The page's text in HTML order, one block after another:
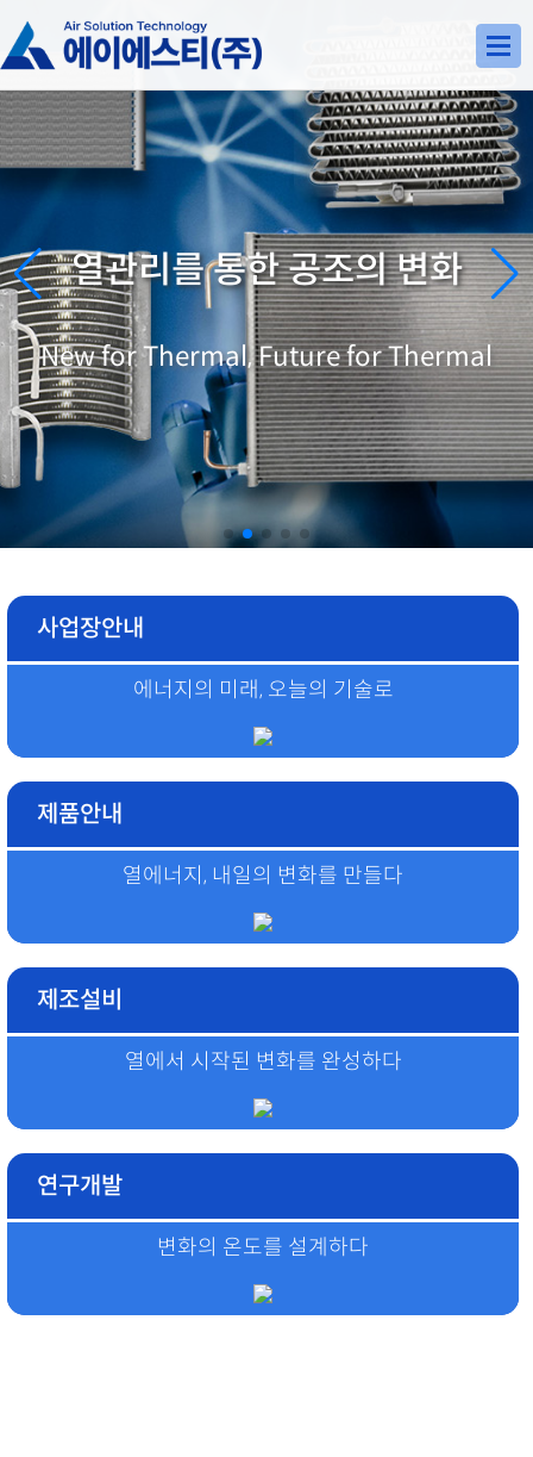
공조의 가치, 에이에스티(주)가 함께
Valuable thermal, with AST
열관리를 통한 공조의 변화
New for Thermal, Future for Thermal
사업장안내
에너지의 미래, 오늘의 기술로
제품안내
열에너지, 내일의 변화를 만들다
제조설비
열에서 시작된 변화를 완성하다
연구개발
변화의 온도를 설계하다